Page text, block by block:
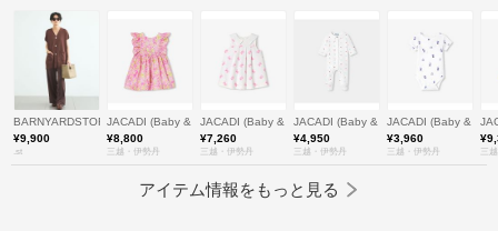
BARNYARDSTORM
¥9,900
.st
JACADI (Baby & Kids)/ジャカディ
¥8,800
三越・伊勢丹
JACADI (Baby & Kids)/ジャカディ
¥7,260
三越・伊勢丹
JACADI (Baby & Kids)/ジャカディ
¥4,950
三越・伊勢丹
JACADI (Baby &
¥3,960
三越・伊勢丹 三
アイテム情報をもっと見る